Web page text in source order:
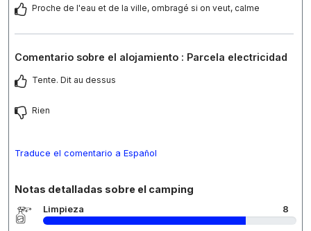
Proche de l'eau et de la ville, ombragé si on veut, calme
Comentario sobre el alojamiento : Parcela electricidad
Tente. Dit au dessus
Rien
Traduce el comentario a Español
Notas detalladas sobre el camping
Limpieza 8